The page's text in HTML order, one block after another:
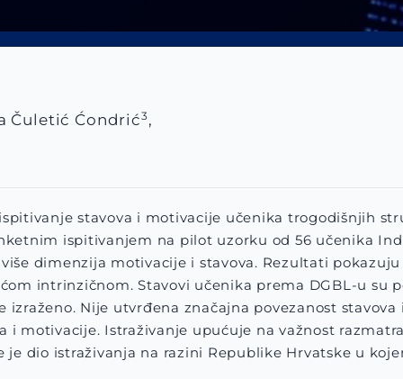
Čuletić Ćondrić3,
stavova i motivacije učenika trogodišnjih
ispitivanjem na pilot uzorku od 56 učenika
dimenzija motivacije i stavova. Rezultati
intrinzičnom. Stavovi učenika prema DGBL-u su
Nije utvrđena značajna povezanost
i motivacije. Istraživanje upućuje na važnost
dio istraživanja na razini Republike Hrvatske u